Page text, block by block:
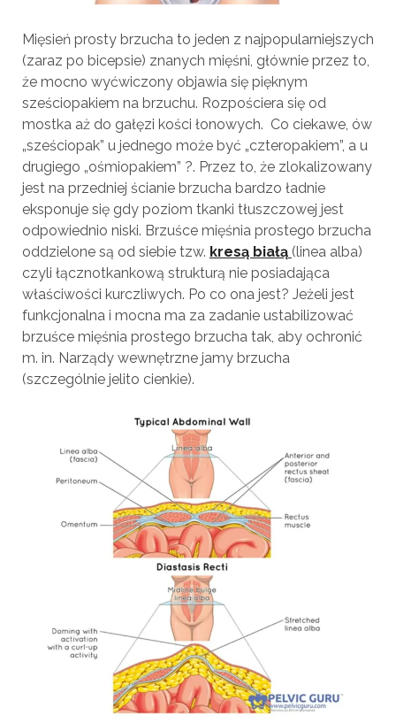
Mięsień prosty brzucha to jeden z najpopularniejszych
(zaraz po bicepsie) znanych mięśni, głównie przez to,
że mocno wyćwiczony objawia się pięknym
sześciopakiem na brzuchu. Rozpościera się od
mostka aż do gałęzi kości łonowych. Co ciekawe, ów
„sześciopak” u jednego może być „czteropakiem”, a u
drugiego „ośmiopakiem” ?. Przez to, że zlokalizowany
jest na przedniej ścianie brzucha bardzo ładnie
eksponuje się gdy poziom tkanki tłuszczowej jest
odpowiednio niski. Brzuśce mięśnia prostego brzucha
oddzielone są od siebie tzw. kresą białą (linea alba)
czyli łącznotkankową strukturą nie posiadająca
właściwości kurczliwych. Po co ona jest? Jeżeli jest
funkcjonalna i mocna ma za zadanie ustabilizować
brzuśce mięśnia prostego brzucha tak, aby ochronić
m. in. Narządy wewnętrzne jamy brzucha
(szczególnie jelito cienkie).